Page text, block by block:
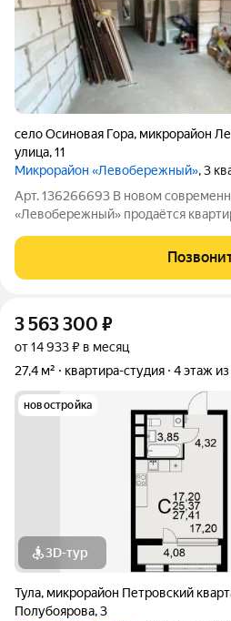
село Осиновая Гора, микрорайон
улица,11
Микрорайон «Левобережный», 3
Арт. 136266693 В новом
«Левобережный» продаётся
выполнена чистовая стяжка пола,
установлены пластиковые окна и
3 563 300 ₽
от 14 933 ₽ в месяц
27,4 м²
квартира-студия 4 этаж из
новостройка
3D-тур
Тула, микрорайон Петровский
Полубоярова,3